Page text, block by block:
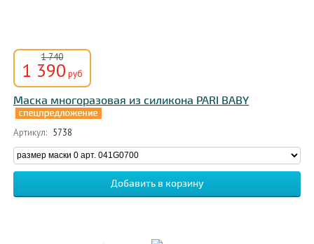
1 740
1 390 руб
Маска многоразовая из силикона PARI BABY
Артикул: 5738